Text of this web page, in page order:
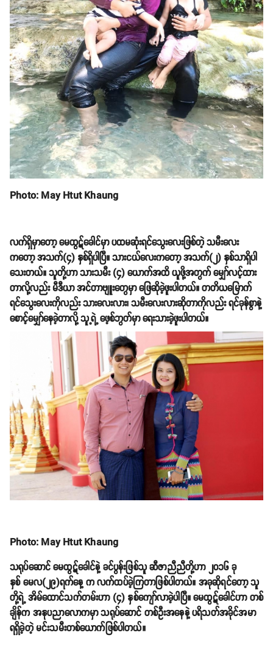
Photo: May Htut Khaung
လက်ရှိမှာတော့ မေထွဋ်ခေါင်မှာ ပထမဆုံးရင်သွေးလေးဖြစ်တဲ့ သမီးလေး
ကတော့ အသက်(၄) နှစ်ရှိပါပြီ။ သားငယ်လေးကတော့ အသက်(၂) နှစ်သာရှိပါ
သေးတယ်။ သူတို့ဟာ သားသမီး (၄) ယောက်အထိ ယူဖို့အတွက် မျှော်လင့်ထား
တာလို့လည်း မီဒီယာ အင်တာဗျူးတွေမှာ ဖြေဆိုခဲ့ဖူးပါတယ်။ တတိယမြောက်
ရင်သွေးလေးကိုလည်း သားလေးလား၊ သမီးလေးလားဆိုတာကိုလည်း ရင်ခုန်စွာနဲ့
စောင့်မျှော်နေခဲ့တာလို့ သူ့ရဲ့ ဖေ့စ်ဘွတ်မှာ ရေးသားခဲ့ဖူးပါတယ်။
Photo: May Htut Khaung
သရုပ်ဆောင် မေထွဋ်ခေါင်နဲ့ ခင်ပွန်းဖြစ်သူ ဆီဇာညီညီတို့ဟာ ၂၀၁၆ ခု
နှစ် မေလ(၂၉)ရက်နေ့ က လက်ထပ်ခဲ့ကြတာဖြစ်ပါတယ်။ အခုဆိုရင်တော့ သူ
တို့ရဲ့ အိမ်ထောင်သက်တမ်းဟာ (၄) နှစ်ကျော်လာခဲ့ပါပြီ။ မေထွဋ်ခေါင်ဟာ တစ်
ချိန်က အနုပညာလောကမှာ သရုပ်ဆောင် တစ်ဦးအနေနဲ့ ပရိသတ်အခိုင်အမာ
ရရှိခဲ့တဲ့ မင်းသမီးတစ်ယောက်ဖြစ်ပါတယ်။